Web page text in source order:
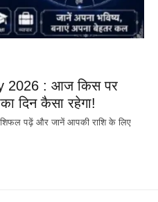
2026 : आज किस पर
दिन कैसा रहेगा!
पढ़ें और जानें आपकी राशि के लिए